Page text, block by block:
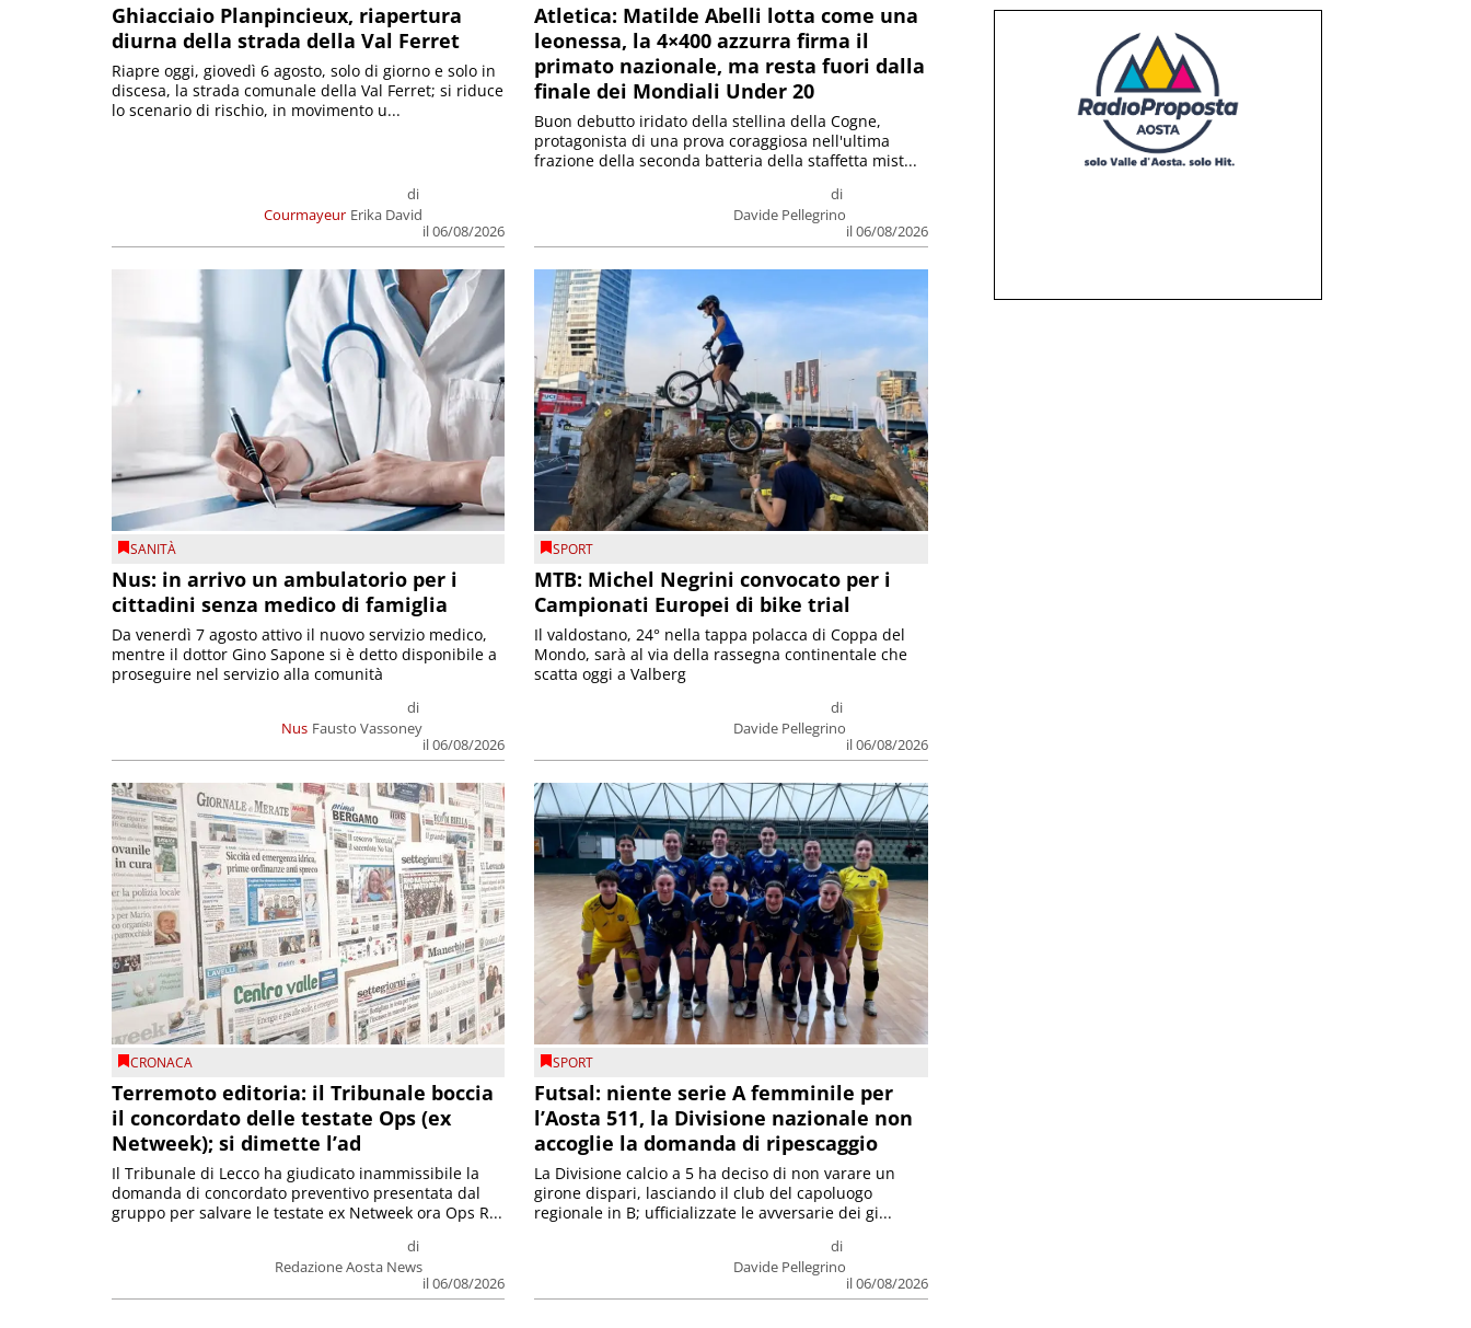
Ghiacciaio Planpincieux, riapertura
diurna della strada della Val Ferret
Courmayeur
di
Erika David
il 06/08/2026
Riapre oggi, giovedì 6 agosto, solo di giorno e solo in
discesa, la strada comunale della Val Ferret; si riduce
lo scenario di rischio, in movimento u...
Atletica: Matilde Abelli lotta come una
leonessa, la 4×400 azzurra firma il
primato nazionale, ma resta fuori dalla
finale dei Mondiali Under 20
di
Davide Pellegrino
il 06/08/2026
Buon debutto iridato della stellina della Cogne,
protagonista di una prova coraggiosa nell'ultima
frazione della seconda batteria della staffetta mist...
SANITÀ
Nus: in arrivo un ambulatorio per i
cittadini senza medico di famiglia
Nus
di
Fausto Vassoney
il 06/08/2026
Da venerdì 7 agosto attivo il nuovo servizio medico,
mentre il dottor Gino Sapone si è detto disponibile a
proseguire nel servizio alla comunità
SPORT
MTB: Michel Negrini convocato per i
Campionati Europei di bike trial
di
Davide Pellegrino
il 06/08/2026
Il valdostano, 24° nella tappa polacca di Coppa del
Mondo, sarà al via della rassegna continentale che
scatta oggi a Valberg
CRONACA
Terremoto editoria: il Tribunale boccia
il concordato delle testate Ops (ex
Netweek); si dimette l’ad
di
Redazione Aosta News
il 06/08/2026
Il Tribunale di Lecco ha giudicato inammissibile la
domanda di concordato preventivo presentata dal
gruppo per salvare le testate ex Netweek ora Ops R...
SPORT
Futsal: niente serie A femminile per
l’Aosta 511, la Divisione nazionale non
accoglie la domanda di ripescaggio
di
Davide Pellegrino
il 06/08/2026
La Divisione calcio a 5 ha deciso di non varare un
girone dispari, lasciando il club del capoluogo
regionale in B; ufficializzate le avversarie dei gi...